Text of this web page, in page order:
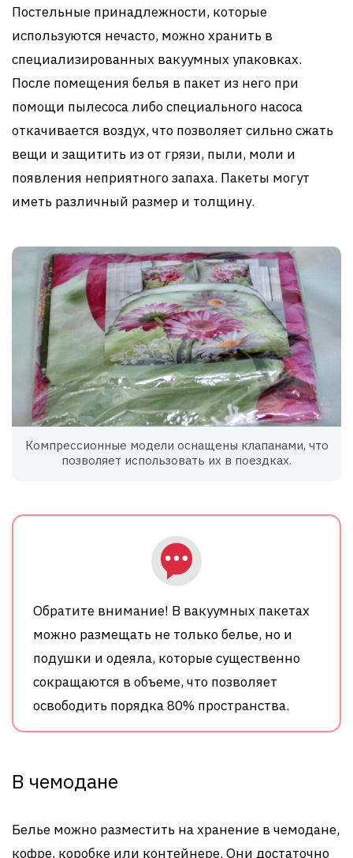
Постельные принадлежности, которые
используются нечасто, можно хранить в
специализированных вакуумных упаковках.
После помещения белья в пакет из него при
помощи пылесоса либо специального насоса
откачивается воздух, что позволяет сильно сжать
вещи и защитить из от грязи, пыли, моли и
появления неприятного запаха. Пакеты могут
иметь различный размер и толщину.
Компрессионные модели оснащены клапанами, что
позволяет использовать их в поездках.
Обратите внимание! В вакуумных пакетах
можно размещать не только белье, но и
подушки и одеяла, которые существенно
сокращаются в объеме, что позволяет
освободить порядка 80% пространства.
В чемодане
Белье можно разместить на хранение в чемодане,
кофре, коробке или контейнере. Они достаточно